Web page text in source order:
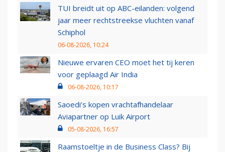
TUI breidt uit op ABC-eilanden: volgend
jaar meer rechtstreekse vluchten vanaf
Schiphol
06-08-2026, 10:24
Nieuwe ervaren CEO moet het tij keren
voor geplaagd Air India
06-08-2026, 10:17
Saoedi’s kopen vrachtafhandelaar
Aviapartner op Luik Airport
05-08-2026, 16:57
Raamstoeltje in de Business Class? Bij